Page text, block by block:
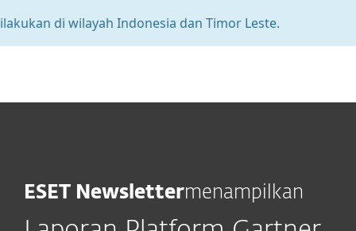
di wilayah Indonesia dan Timor Leste.
ESET Newslettermenampilkan